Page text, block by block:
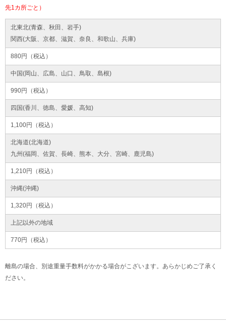
先1カ所ごと）
北東北(青森、秋田、岩手)
関西(大阪、京都、滋賀、奈良、和歌山、兵庫)
880円（税込）
中国(岡山、広島、山口、鳥取、島根)
990円（税込）
四国(香川、徳島、愛媛、高知)
1,100円（税込）
北海道(北海道)
九州(福岡、佐賀、長崎、熊本、大分、宮崎、鹿児島)
1,210円（税込）
沖縄(沖縄)
1,320円（税込）
上記以外の地域
770円（税込）
離島の場合、別途重量手数料がかかる場合がこざいます。あらかじめご了承く
ださい。